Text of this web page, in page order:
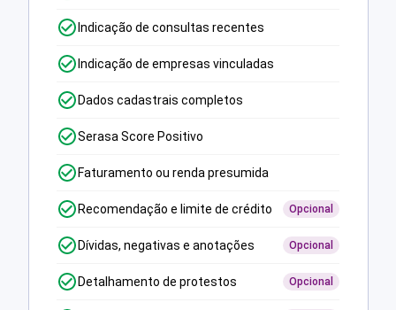
Indicação de consultas recentes
Indicação de empresas vinculadas
Dados cadastrais completos
Serasa Score Positivo
Faturamento ou renda presumida
Recomendação e limite de crédito Opcional
Dívidas, negativas e anotações Opcional
Detalhamento de protestos Opcional